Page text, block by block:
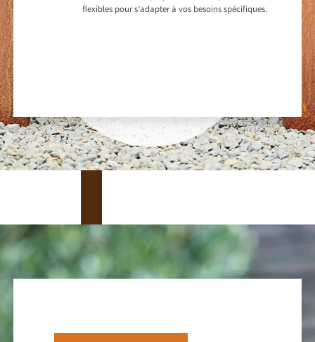
flexibles pour s’adapter à vos besoins spécifiques.